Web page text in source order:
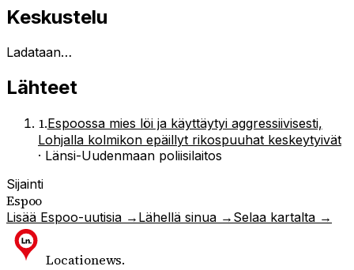
Keskustelu
Ladataan…
Lähteet
1.Espoossa mies löi ja käyttäytyi aggressiivisesti,
Lohjalla kolmikon epäillyt rikospuuhat keskeytyivät
· Länsi-Uudenmaan poliisilaitos
Sijainti
Espoo
Lisää Espoo-uutisia → Lähellä sinua → Selaa kartalta →
Locationews.